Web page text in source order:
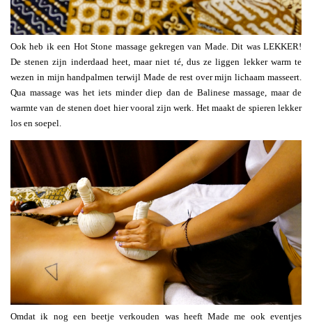
Ook heb ik een Hot Stone massage gekregen van Made. Dit was LEKKER!
De stenen zijn inderdaad heet, maar niet té, dus ze liggen lekker warm te
wezen in mijn handpalmen terwijl Made de rest over mijn lichaam masseert.
Qua massage was het iets minder diep dan de Balinese massage, maar de
warmte van de stenen doet hier vooral zijn werk. Het maakt de spieren lekker
los en soepel.
Omdat ik nog een beetje verkouden was heeft Made me ook eventjes